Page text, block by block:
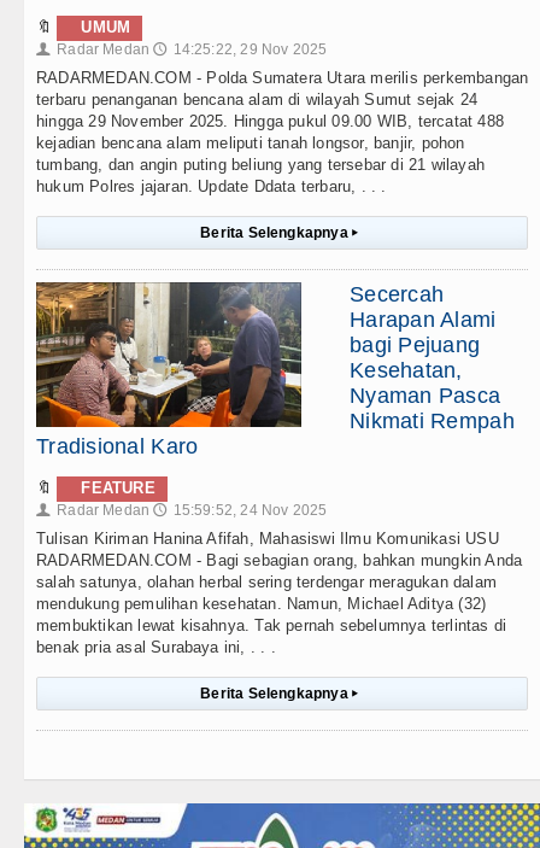
🔖 UMUM
👤 Radar Medan 🕔 14:25:22, 29 Nov 2025
RADARMEDAN.COM - Polda Sumatera Utara merilis perkembangan
terbaru penanganan bencana alam di wilayah Sumut sejak 24
hingga 29 November 2025. Hingga pukul 09.00 WIB, tercatat 488
kejadian bencana alam meliputi tanah longsor, banjir, pohon
tumbang, dan angin puting beliung yang tersebar di 21 wilayah
hukum Polres jajaran. Update Ddata terbaru, . . .
Berita Selengkapnya ▸
Secercah
Harapan Alami
bagi Pejuang
Kesehatan,
Nyaman Pasca
Nikmati Rempah
Tradisional Karo
🔖 FEATURE
👤 Radar Medan 🕔 15:59:52, 24 Nov 2025
Tulisan Kiriman Hanina Afifah, Mahasiswi Ilmu Komunikasi USU
RADARMEDAN.COM - Bagi sebagian orang, bahkan mungkin Anda
salah satunya, olahan herbal sering terdengar meragukan dalam
mendukung pemulihan kesehatan. Namun, Michael Aditya (32)
membuktikan lewat kisahnya. Tak pernah sebelumnya terlintas di
benak pria asal Surabaya ini, . . .
Berita Selengkapnya ▸